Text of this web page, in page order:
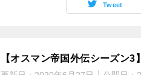
Tweet
【オスマン帝国外伝シーズン